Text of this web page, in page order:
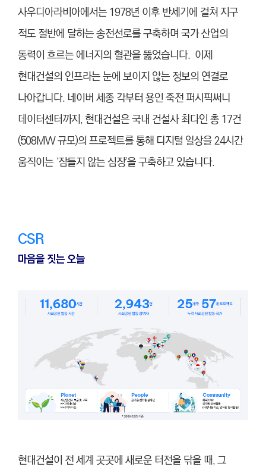
사우디아라비아에서는 1978년 이후 반세기에 걸쳐 지구
적도 절반에 달하는 송전선로를 구축하며 국가 산업의
동력이 흐르는 에너지의 혈관을 뚫었습니다. 이제
현대건설의 인프라는 눈에 보이지 않는 정보의 연결로
나아갑니다. 네이버 세종 각부터 용인 죽전 퍼시픽써니
데이터센터까지, 현대건설은 국내 건설사 최다인 총 17건
(508MW 규모)의 프로젝트를 통해 디지털 일상을 24시간
움직이는 ‘잠들지 않는 심장’을 구축하고 있습니다.
CSR
마음을 짓는 오늘
현대건설이 전 세계 곳곳에 새로운 터전을 닦을 때, 그